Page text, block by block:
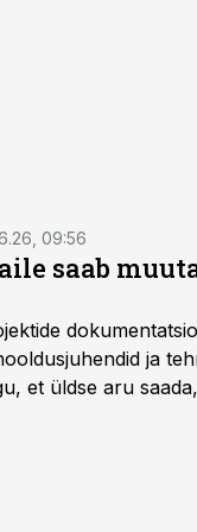
09:56
saab
ja
et üldse aru